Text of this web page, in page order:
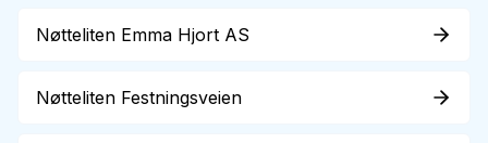
Nøtteliten Emma Hjort AS
Nøtteliten Festningsveien